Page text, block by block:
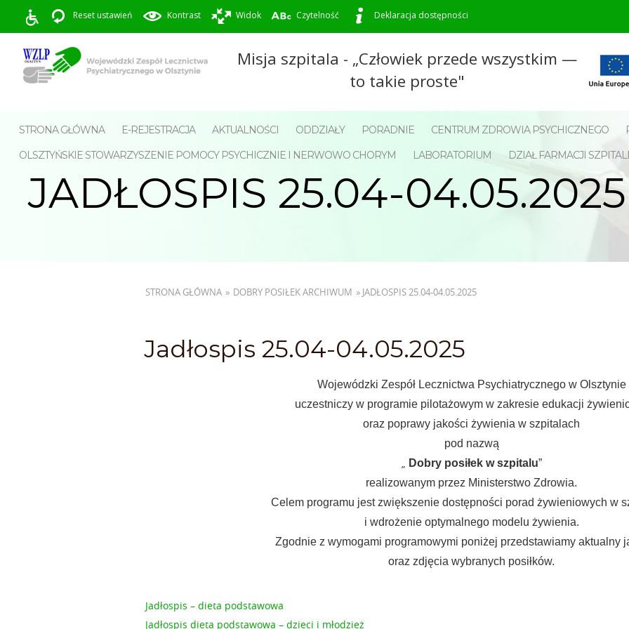
Reset ustawień Kontrast Widok Czytelność Deklaracja dostępności
Misja szpitala - „Człowiek przede wszystkim —
to takie proste"
STRONA GŁÓWNA E-REJESTRACJA AKTUALNOŚCI ODDZIAŁY PORADNIE CENTRUM ZDROWIA PSYCHICZNEGO
OLSZTYŃSKIE STOWARZYSZENIE POMOCY PSYCHICZNIE I NERWOWO CHORYM
LABORATORIUM DZIAŁ FARMACJI
JADŁOSPIS 25.04-04.05.2025
STRONA GŁÓWNA » DOBRY POSIŁEK ARCHIWUM » JADŁOSPIS 25.04-04.05.2025
Jadłospis 25.04-04.05.2025
Wojewódzki Zespół Lecznictwa Psychiatrycznego w Olsztynie
uczestniczy w programie pilotażowym w zakresie edukacji
oraz poprawy jakości żywienia w szpitalach
pod nazwą
„ Dobry posiłek w szpitalu”
realizowanym przez Ministerstwo Zdrowia.
Celem programu jest zwiększenie dostępności porad żywieniowych w
i wdrożenie optymalnego modelu żywienia.
Zgodnie z wymogami programowymi poniżej przedstawiamy aktualny
oraz zdjęcia wybranych posiłków.
Jadłospis – dieta podstawowa
Jadłospis dieta podstawowa – dzieci i młodzież